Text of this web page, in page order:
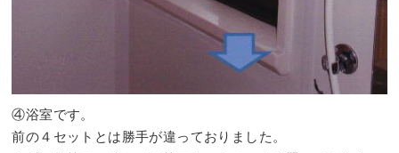
④浴室です。
前の４セットとは勝手が違っておりました。